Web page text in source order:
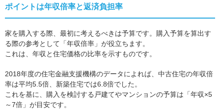
ポイントは年収倍率と返済負担率
家を購入する際、最初に考えるべきは予算です。購入予算を算出す
る際の参考として「年収倍率」が役立ちます。
これは、年収と住宅価格の比率を示すものです。
2018年度の住宅金融支援機構のデータによれば、中古住宅の年収倍
率は平均5.5倍、新築住宅では6.8倍でした。
これを基に、購入を検討する戸建てやマンションの予算は「年収×5
～7倍」が目安です。